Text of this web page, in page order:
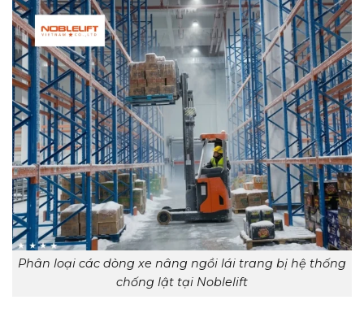
Phân loại các dòng xe nâng ngồi lái trang bị hệ thống
chống lật tại Noblelift